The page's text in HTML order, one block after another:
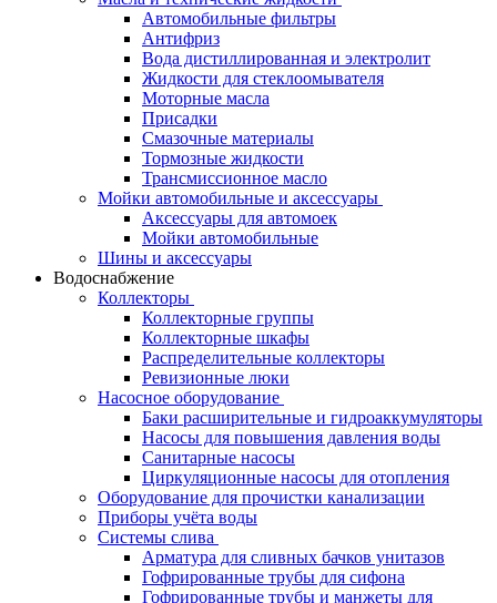
Автомобильные фильтры
Антифриз
Вода дистиллированная и электролит
Жидкости для стеклоомывателя
Моторные масла
Присадки
Смазочные материалы
Тормозные жидкости
Трансмиссионное масло
Мойки автомобильные и аксессуары
Аксессуары для автомоек
Мойки автомобильные
Шины и аксессуары
Водоснабжение
Коллекторы
Коллекторные группы
Коллекторные шкафы
Распределительные коллекторы
Ревизионные люки
Насосное оборудование
Баки расширительные и гидроаккумуляторы
Насосы для повышения давления воды
Санитарные насосы
Циркуляционные насосы для отопления
Оборудование для прочистки канализации
Приборы учёта воды
Системы слива
Арматура для сливных бачков унитазов
Гофрированные трубы для сифона
Гофрированные трубы и манжеты для